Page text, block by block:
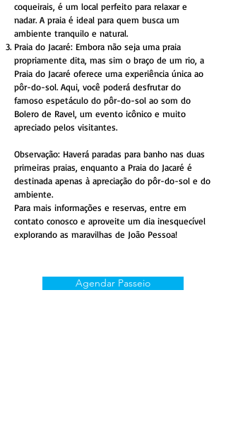
coqueirais, é um local perfeito para relaxar e
nadar. A praia é ideal para quem busca um
ambiente tranquilo e natural.
Praia do Jacaré: Embora não seja uma praia
propriamente dita, mas sim o braço de um rio, a
Praia do Jacaré oferece uma experiência única ao
pôr-do-sol. Aqui, você poderá desfrutar do
famoso espetáculo do pôr-do-sol ao som do
Bolero de Ravel, um evento icônico e muito
apreciado pelos visitantes.
Observação: Haverá paradas para banho nas duas
primeiras praias, enquanto a Praia do Jacaré é
destinada apenas à apreciação do pôr-do-sol e do
ambiente.
Para mais informações e reservas, entre em
contato conosco e aproveite um dia inesquecível
explorando as maravilhas de João Pessoa!
Agendar Passeio